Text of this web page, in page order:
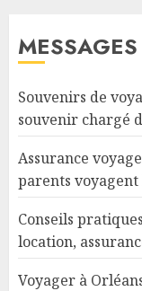
Souvenirs de
souvenir chargé
Assurance
parents
Conseils
location,
Voyager à